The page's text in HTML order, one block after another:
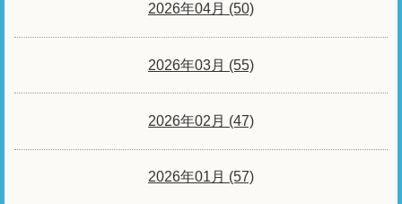
2026年04月 (50)
2026年03月 (55)
2026年02月 (47)
2026年01月 (57)